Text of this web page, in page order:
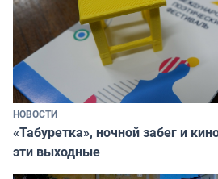
НОВОСТИ
«Табуретка», ночной забег и
эти выходные